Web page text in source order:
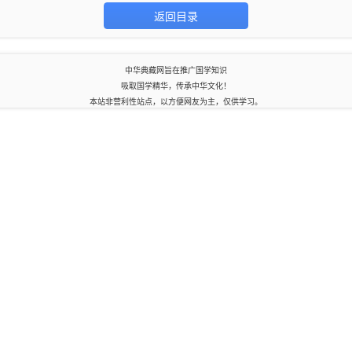
返回目录
中华典藏网旨在推广国学知识
吸取国学精华，传承中华文化！
本站非营利性站点，以方便网友为主，仅供学习。